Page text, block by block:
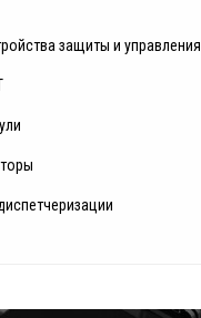
защиты и управления